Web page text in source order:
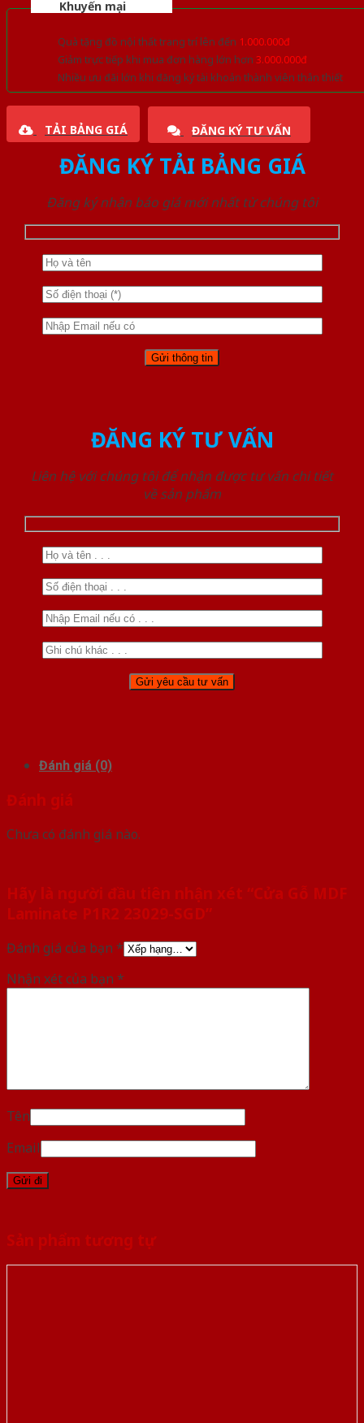
Khuyến mại
Quà tặng đồ nội thất trang trí lên đến 1.000.000đ
Giảm trực tiếp khi mua đơn hàng lớn hơn 3.000.000đ
Nhiều ưu đãi lớn khi đăng ký tài khoản thành viên thân thiết
TẢI BẢNG GIÁ ĐĂNG KÝ TƯ VẤN
ĐĂNG KÝ TẢI BẢNG GIÁ
Đăng ký nhận báo giá mới nhất từ chúng tôi
ĐĂNG KÝ TƯ VẤN
Liên hệ với chúng tôi để nhận được tư vấn chi tiết
về sản phẩm
Đánh giá (0)
Đánh giá
Chưa có đánh giá nào.
Hãy là người đầu tiên nhận xét “Cửa Gỗ MDF
Laminate P1R2 23029-SGD”
Đánh giá của bạn *
Nhận xét của bạn *
Tên
Email
Sản phẩm tương tự